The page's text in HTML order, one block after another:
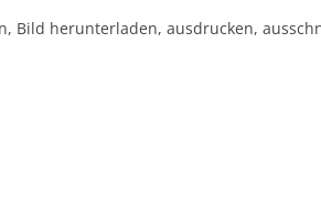
Bild herunterladen, ausdrucken,